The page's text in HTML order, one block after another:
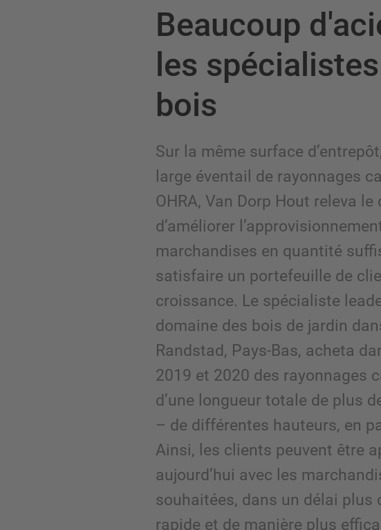
Beaucoup
les
bois
Sur la même surface
large éventail de rayonnages
OHRA, Van Dorp Hout releva le
d’améliorer
marchandises en quantité
satisfaire un portefeuille de
croissance. Le spécialiste
domaine des bois de jardin
Randstad, Pays-Bas, acheta
2019 et 2020 des rayonnages
d’une longueur totale de plus
– de différentes hauteurs, en
Ainsi, les clients peuvent être
aujourd’hui avec les
souhaitées, dans un délai plus
rapide et de manière plus